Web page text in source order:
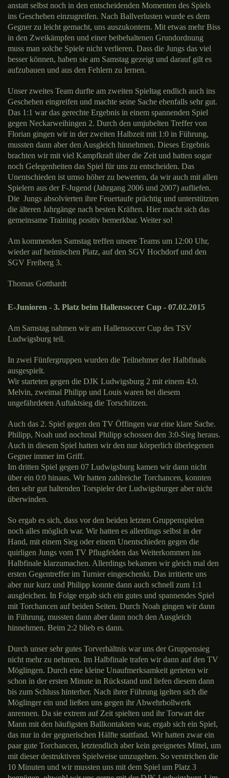
anstatt selbst noch in den entscheidenden Momenten des Spiels
ins Geschehen einzugreifen. Nach Ballverlusten wurde es dem
Gegner zu leicht gemacht, uns auszukontern. Mit etwas mehr Biss
in den Zweikämpfen und einer beibehaltenen Grundordnung
muss man solche Spiele nicht verlieren. Dass die Jungs das viel
besser können, haben sie am Samstag gezeigt und darauf gilt es
aufzubauen und aus den Fehlern zu lernen.
Unser zweites Team durfte am zweiten Spieltag endlich auch ins
Geschehen eingreifen und machte seine Sache ebenfalls sehr gut.
Das 1:1 war das gerechte Ergebnis in einem spannenden Spiel
gegen Neckarweihingen 2. Durch den umjubelten Treffer von
Florian gingen wir in der zweiten Halbzeit mit 1:0 in Führung,
mussten dann aber den Ausgleich hinnehmen. Dieses Ergebnis
brachten wir mit viel Kampfkraft über die Zeit und hatten sogar
noch Gelegenheiten das Spiel für uns zu entscheiden. Das
Unentschieden ist umso höher zu bewerten, da wir auch mit allen
Spielern aus der F-Jugend (Jahrgang 2006 und 2007) aufliefen.
Die Jungs absolvierten ihre Feuertaufe prächtig und unterstützten
die älteren Jahrgänge nach besten Kräften. Hier macht sich das
gemeinsame Training positiv bemerkbar. Weiter so!
Am kommenden Samstag treffen unsere Teams um 12:00 Uhr,
wieder auf heimischen Platz, auf den SGV Hochdorf und den
SGV Freiberg 3.
Thomas Gotthardt
E-Junioren - 3. Platz beim Hallensoccer Cup - 07.02.2015
Am Samstag nahmen wir am Hallensoccer Cup des TSV
Ludwigsburg teil.
In zwei Fünfergruppen wurden die Teilnehmer der Halbfinals
ausgespielt.
Wir starteten gegen die DJK Ludwigsburg 2 mit einem 4:0.
Melvin, zweimal Philipp und Louis waren bei diesem
ungefährdeten Auftaktsieg die Torschützen.
Auch das 2. Spiel gegen den TV Öffingen war eine klare Sache.
Philipp, Noah und nochmal Philipp schossen den 3:0-Sieg heraus.
Auch in diesem Spiel hatten wir den nur körperlich überlegenen
Gegner immer im Griff.
Im dritten Spiel gegen 07 Ludwigsburg kamen wir dann nicht
über ein 0:0 hinaus. Wir hatten zahlreiche Torchancen, konnten
den sehr gut haltenden Torspieler der Ludwigsburger aber nicht
überwinden.
So ergab es sich, dass vor den beiden letzten Gruppenspielen
noch alles möglich war. Wir hatten es allerdings selbst in der
Hand, mit einem Sieg oder einem Unentschieden gegen die
quirligen Jungs vom TV Pflugfelden das Weiterkommen ins
Halbfinale klarzumachen. Allerdings bekamen wir gleich mal den
ersten Gegentreffer im Turnier eingeschenkt. Das irritierte uns
aber nur kurz und Philipp konnte dann auch schnell zum 1:1
ausgleichen. In Folge ergab sich ein gutes und spannendes Spiel
mit Torchancen auf beiden Seiten. Durch Noah gingen wir dann
in Führung, mussten dann aber dann noch den Ausgleich
hinnehmen. Beim 2:2 blieb es dann.
Durch unser sehr gutes Torverhältnis war uns der Gruppensieg
nicht mehr zu nehmen. Im Halbfinale trafen wir dann auf den TV
Möglingen. Durch eine kleine Unaufmerksamkeit gerieten wir
schon in der ersten Minute in Rückstand und liefen diesem dann
bis zum Schluss hinterher. Nach ihrer Führung igelten sich die
Möglinger ein und ließen uns gegen ihr Abwehrbollwerk
anrennen. Da sie extrem auf Zeit spielten und ihr Torwart der
Mann mit den häufigsten Ballkontakten war, ergab sich ein Spiel,
das nur in der gegnerischen Hälfte stattfand. Wir hatten zwar ein
paar gute Torchancen, letztendlich aber kein geeignetes Mittel, um
mit dieser destruktiven Spielweise umzugehen. So verstrichen die
10 Minuten und wir mussten uns mit dem Spiel um Platz 3